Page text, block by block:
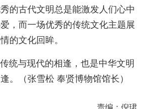
的古代文明总是能激发人们心中
，而一场优秀的传统文化主题展
的文化回眸。
统与现代的相逢，也是中华文明
。（张雪松 奉贤博物馆馆长）